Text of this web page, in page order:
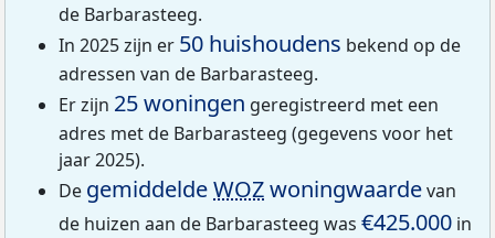
de Barbarasteeg.
In 2025 zijn er 50 huishoudens bekend op de
adressen van de Barbarasteeg.
Er zijn 25 woningen geregistreerd met een
adres met de Barbarasteeg (gegevens voor het
jaar 2025).
De gemiddeldeWOZwoningwaardevan
de huizen aan de Barbarasteeg was €425.000 in